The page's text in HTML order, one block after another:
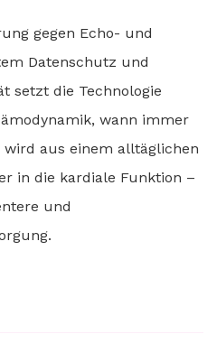
gegen Echo- und
Datenschutz und
setzt die Technologie
wann immer
wird aus einem alltäglichen
in die kardiale Funktion –
und